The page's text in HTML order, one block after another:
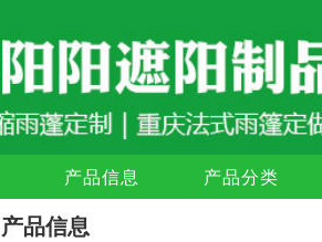
产品信息 产品分类
产品信息